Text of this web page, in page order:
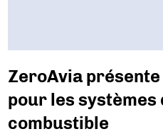
ZeroAvia
pour les systèmes
combustible